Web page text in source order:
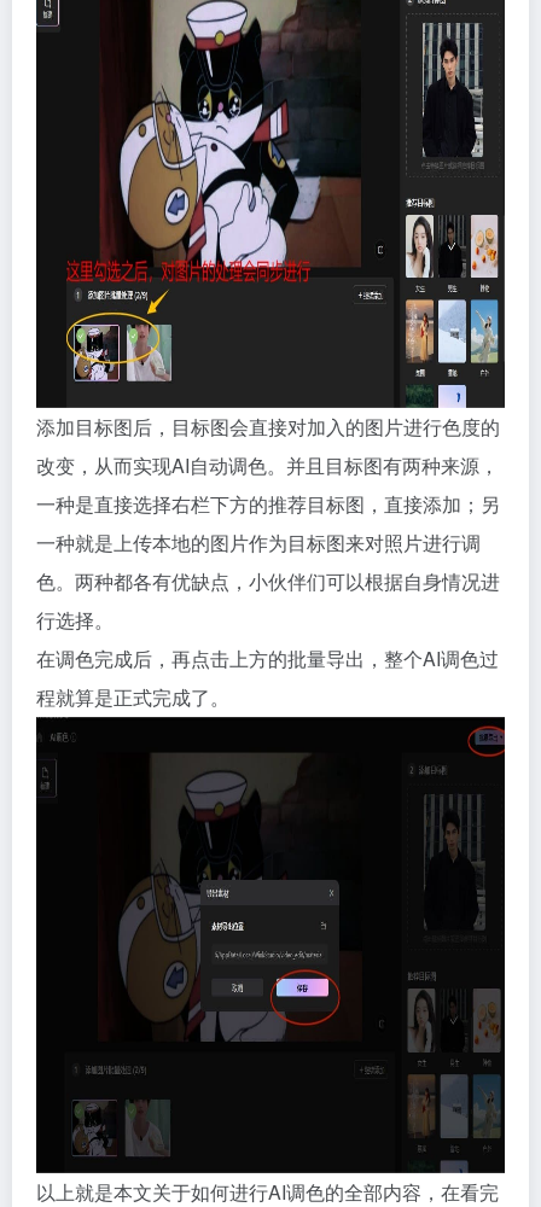
添加目标图后，目标图会直接对加入的图片进行色度的
改变，从而实现AI自动调色。并且目标图有两种来源，
一种是直接选择右栏下方的推荐目标图，直接添加；另
一种就是上传本地的图片作为目标图来对照片进行调
色。两种都各有优缺点，小伙伴们可以根据自身情况进
行选择。
在调色完成后，再点击上方的批量导出，整个AI调色过
程就算是正式完成了。
以上就是本文关于如何进行AI调色的全部内容，在看完